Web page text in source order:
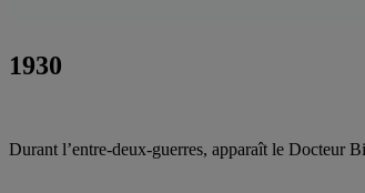
1930
Durant l’entre-deux-guerres, apparaît le Docteur